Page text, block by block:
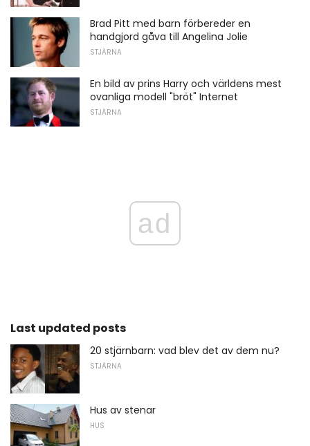
Brad Pitt med barn förbereder en
handgjord gåva till Angelina Jolie
STJÄRNA
En bild av prins Harry och världens mest
ovanliga modell "bröt" Internet
STJÄRNA
ad
Last updated posts
20 stjärnbarn: vad blev det av dem nu?
STJÄRNA
Hus av stenar
HUS